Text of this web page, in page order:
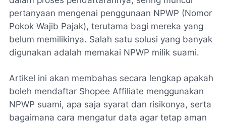
pertanyaan mengenai penggunaan NPWP (Nomor
Pokok Wajib Pajak), terutama bagi mereka yang
belum memilikinya. Salah satu solusi yang banyak
digunakan adalah memakai NPWP milik suami.
Artikel ini akan membahas secara lengkap apakah
boleh mendaftar Shopee Affiliate menggunakan
NPWP suami, apa saja syarat dan risikonya, serta
bagaimana cara mengatur data agar tetap aman